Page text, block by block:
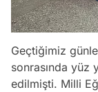
Geçtiğimiz
sonrasında yüz
edilmişti. Milli